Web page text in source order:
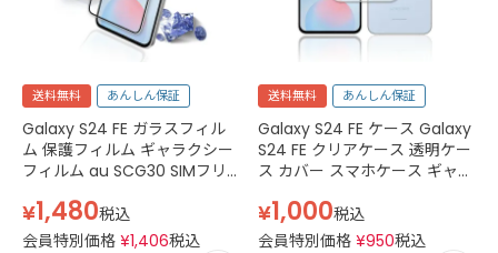
送料無料 あんしん保証
Galaxy S24 FE ガラスフィル
ム 保護フィルム ギャラクシー
フィルム au SCG30 SIMフリ
ス カバー 透明 ギャラクシー
S24 ブラック
¥1,480税込
会員特別価格 ¥1,406税込
送料無料 あんしん保証
Galaxy S24 FE ケース Galaxy
S24 FE クリアケース 透明ケー
ス カバー スマホケース ギャラ
S7210 SIMフリー TPU シリコ
ン 透明 クリア
¥1,000税込
会員特別価格 ¥950税込